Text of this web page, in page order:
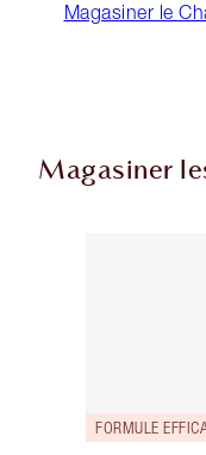
Magasiner le
Magasiner